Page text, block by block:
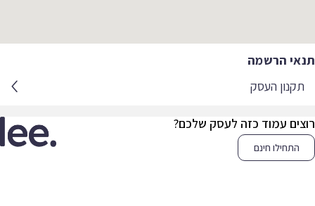
הרשמה
תקנון העסק
עמוד כזה לעסק שלכם?
התחילו חינם